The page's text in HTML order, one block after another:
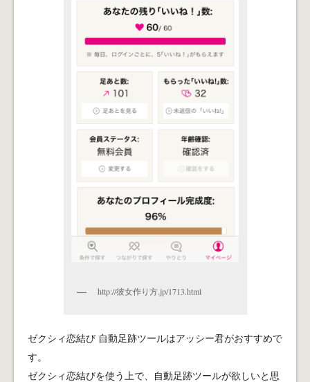
http://彼女作り方.jp/1713.html
ゼクシィ恋結び 自動足跡ツールはアッシー君がおすすめで
す。
ゼクシィ恋結びを使う上で、自動足跡ツールが欲しいと思